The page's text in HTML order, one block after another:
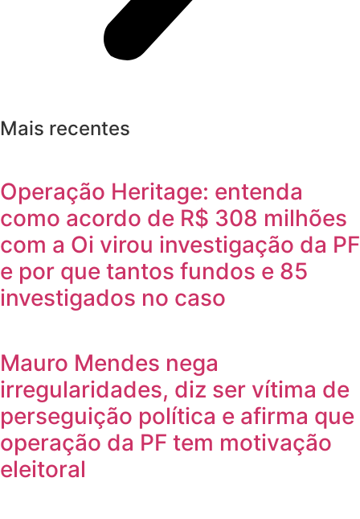
Mais recentes
Operação Heritage: entenda
como acordo de R$ 308 milhões
com a Oi virou investigação da PF
e por que tantos fundos e 85
investigados no caso
Mauro Mendes nega
irregularidades, diz ser vítima de
perseguição política e afirma que
operação da PF tem motivação
eleitoral